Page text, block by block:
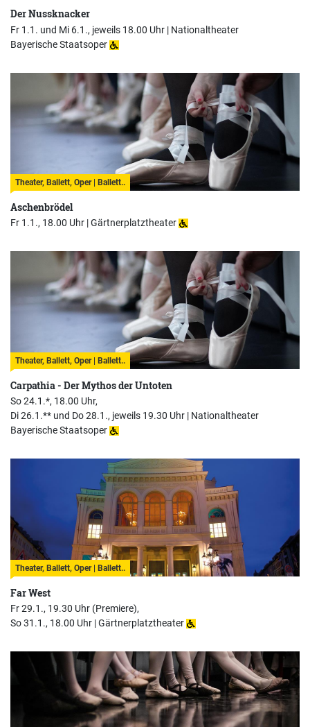
Der Nussknacker
Fr 1.1. und Mi 6.1., jeweils 18.00 Uhr | Nationaltheater
Bayerische Staatsoper
Theater, Ballett, Oper | Ballett..
Aschenbrödel
Fr 1.1., 18.00 Uhr |Gärtnerplatztheater
Theater, Ballett, Oper | Ballett..
Carpathia - Der Mythos der Untoten
So 24.1.*, 18.00 Uhr,
Di 26.1.** und Do 28.1., jeweils 19.30 Uhr | Nationaltheater
Bayerische Staatsoper
Theater, Ballett, Oper | Ballett..
Far West
Fr 29.1., 19.30 Uhr (Premiere),
So 31.1., 18.00 Uhr |Gärtnerplatztheater